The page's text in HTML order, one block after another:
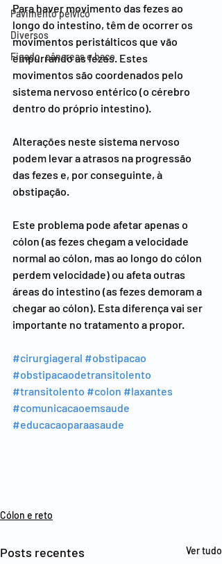
Pavimento pélvico
Diversos
Figado, pâncreas e baço
Para haver movimento das fezes ao
longo do intestino, têm de ocorrer os
movimentos peristálticos que vão
empurrando as fezes. Estes
movimentos são coordenados pelo
sistema nervoso entérico (o cérebro
dentro do próprio intestino).
Alterações neste sistema nervoso
podem levar a atrasos na progressão
das fezes e, por conseguinte, à
obstipação.
Este problema pode afetar apenas o
cólon (as fezes chegam a velocidade
normal ao cólon, mas ao longo do cólon
perdem velocidade) ou afeta outras
áreas do intestino (as fezes demoram a
chegar ao cólon). Esta diferença vai ser
importante no tratamento a propor.
#cirurgiageral #obstipacao
#obstipacaodetransitolento
#transitolento #colon #laxantes
#comunicacaoemsaude
#educacaoparaasaude
Cólon e reto
Posts recentes Ver tudo